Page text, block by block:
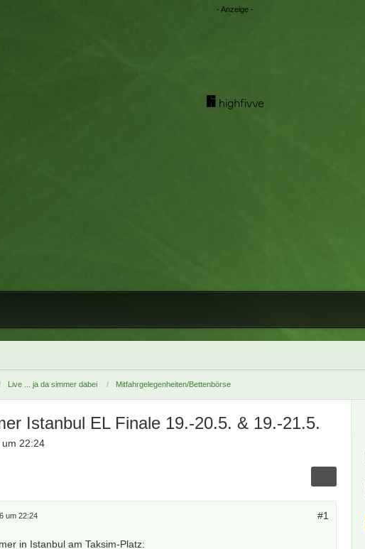
Live ... ja da simmer dabei Mitfahrgelegenheiten/Bettenbörse
Istanbul EL Finale 19.-20.5. & 19.-21.5.
22:24
um 22:24 #1
in Istanbul am Taksim-Platz: